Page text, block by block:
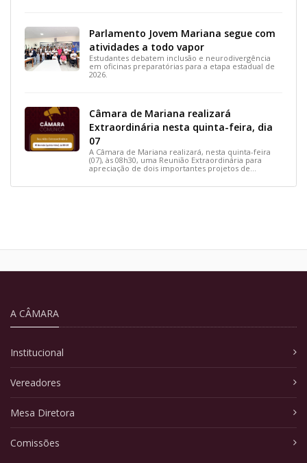
Parlamento Jovem Mariana segue com
atividades a todo vapor
Estudantes debatem inclusão e neurodivergência
em oficinas preparatórias para a etapa estadual de
2026.
Câmara de Mariana realizará
Extraordinária nesta quinta-feira, dia
07
A Câmara de Mariana realizará, nesta quinta-feira
(07), às 08h30, uma Reunião Extraordinária para
apreciação de dois importantes projetos de
A CÂMARA
Institucional
Vereadores
Mesa Diretora
Comissões